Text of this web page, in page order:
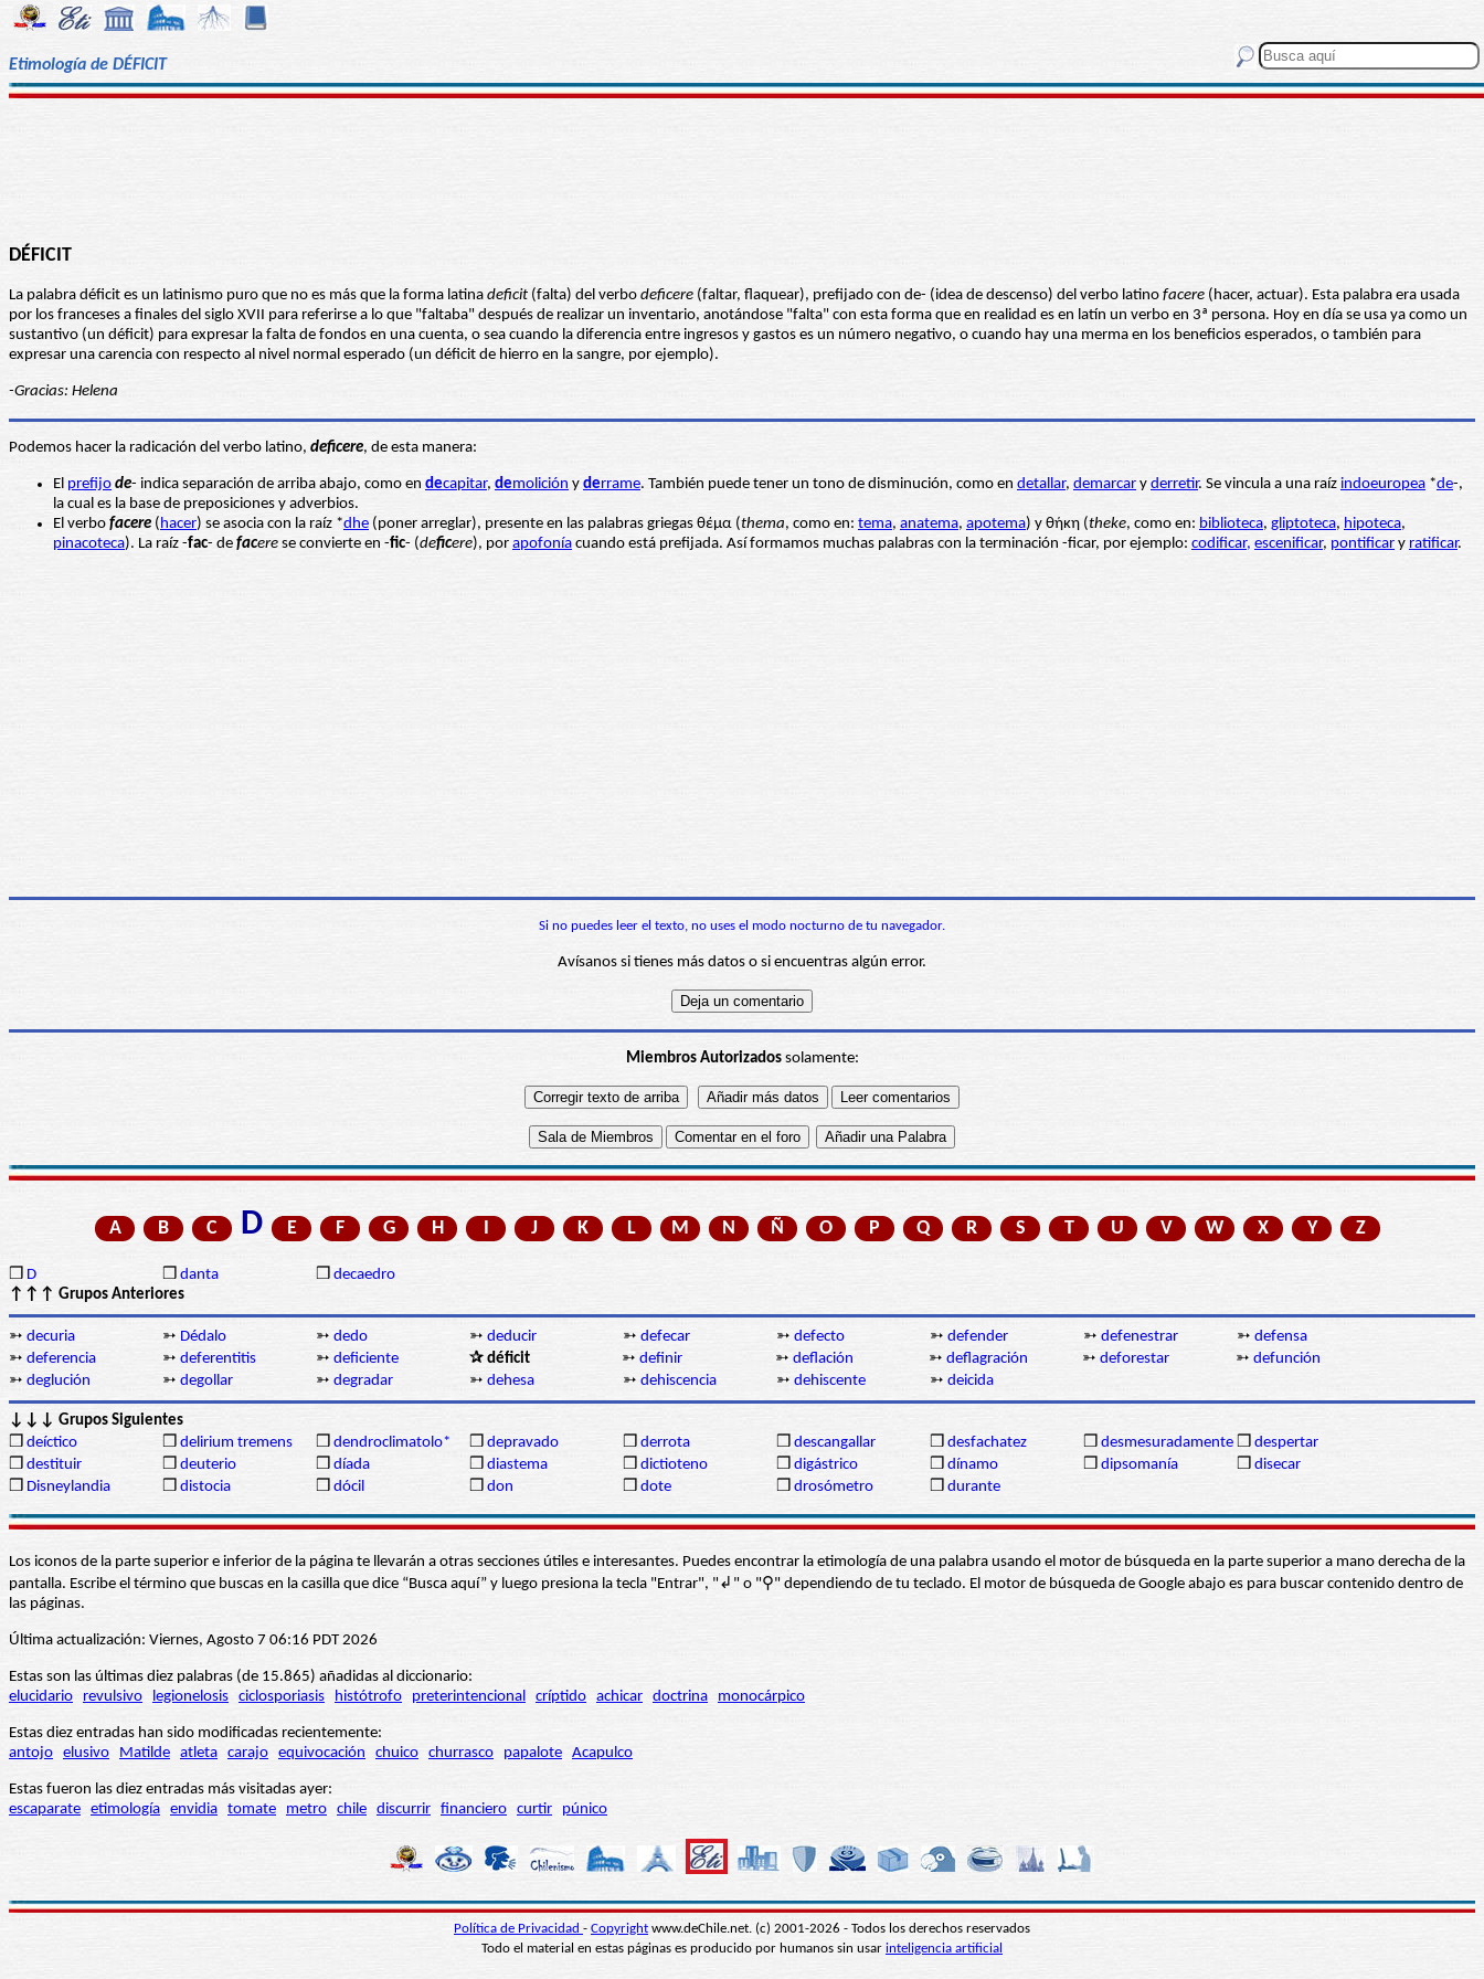
Etimología de DÉFICIT
DÉFICIT
La palabra déficit es un latinismo puro que no es más que la forma latina deficit (falta) del verbo deficere (faltar, flaquear), prefijado con de- (idea de descenso) del verbo latino facere (hacer, actuar). Esta palabra era usada
por los franceses a finales del siglo XVII para referirse a lo que "faltaba" después de realizar un inventario, anotándose "falta" con esta forma que en realidad es en latín un verbo en 3ª persona. Hoy en día se usa ya como un
sustantivo (un déficit) para expresar la falta de fondos en una cuenta, o sea cuando la diferencia entre ingresos y gastos es un número negativo, o cuando hay una merma en los beneficios esperados, o también para
expresar una carencia con respecto al nivel normal esperado (un déficit de hierro en la sangre, por ejemplo).
-Gracias: Helena
Podemos hacer la radicación del verbo latino, deficere, de esta manera:
El prefijo de- indica separación de arriba abajo, como en decapitar, demolición y derrame. También puede tener un tono de disminución, como en detallar, demarcar y derretir. Se vincula a una raíz indoeuropea *de-,
la cual es la base de preposiciones y adverbios.
El verbo facere (hacer) se asocia con la raíz *dhe (poner arreglar), presente en las palabras griegas θέμα (thema, como en: tema, anatema, apotema) y θήκη (theke, como en: biblioteca, gliptoteca, hipoteca,
pinacoteca). La raíz -fac- de facere se convierte en -fic- (deficere), por apofonía cuando está prefijada. Así formamos muchas palabras con la terminación -ficar, por ejemplo: codificar, escenificar, pontificar y ratificar.
Si no puedes leer el texto, no uses el modo nocturno de tu navegador.
Avísanos si tienes más datos o si encuentras algún error.
Miembros Autorizadossolamente:
A B C D E F G H I J K L M N Ñ O P Q R S T U V W X Y Z
❒ D ❒ danta ❒ decaedro
↑↑↑ Grupos Anteriores
➳ decuria ➳ Dédalo ➳ dedo ➳ deducir ➳ defecar ➳ defecto ➳ defender ➳ defenestrar ➳ defensa
➳ deferencia ➳ deferentitis ➳ deficiente ✰ déficit ➳ definir ➳ deflación ➳ deflagración ➳ deforestar ➳ defunción
➳ deglución ➳ degollar ➳ degradar ➳ dehesa ➳ dehiscencia ➳ dehiscente ➳ deicida
↓↓↓ Grupos Siguientes
❒ deíctico ❒ delirium tremens ❒ dendroclimatolo* ❒ depravado ❒ derrota ❒ descangallar ❒ desfachatez ❒ desmesuradamente ❒ despertar
❒ destituir ❒ deuterio ❒ díada ❒ diastema ❒ dictioteno ❒ digástrico ❒ dínamo ❒ dipsomanía ❒ disecar
❒ Disneylandia ❒ distocia ❒ dócil ❒ don ❒ dote ❒ drosómetro ❒ durante
Los iconos de la parte superior e inferior de la página te llevarán a otras secciones útiles e interesantes. Puedes encontrar la etimología de una palabra usando el motor de búsqueda en la parte superior a mano derecha de la
pantalla. Escribe el término que buscas en la casilla que dice “Busca aquí” y luego presiona la tecla "Entrar", "↲" o "⚲" dependiendo de tu teclado. El motor de búsqueda de Google abajo es para buscar contenido dentro de
las páginas.
Última actualización: Viernes, Agosto 7 06:16 PDT 2026
Estas son las últimas diez palabras (de 15.865) añadidas al diccionario:
elucidario
revulsivo legionelosis ciclosporiasis histótrofo preterintencional críptido achicar doctrina monocárpico
Estas diez entradas han sido modificadas recientemente:
antojo elusivo Matilde atleta carajo equivocación chuico churrasco papalote Acapulco
Estas fueron las diez entradas más visitadas ayer:
escaparate etimología envidia tomate metro chile discurrir financiero curtir púnico
Política de Privacidad - Copyright www.deChile.net. (c) 2001-2026 - Todos los derechos reservados
Todo el material en estas páginas es producido por humanos sin usar inteligencia artificial